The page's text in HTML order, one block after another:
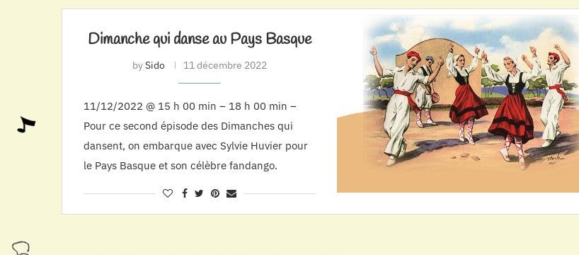
Dimanche qui danse au Pays Basque
bySido 11 décembre 2022
11/12/2022 @ 15 h 00 min – 18 h 00 min –
Pour ce second épisode des Dimanches qui
dansent, on embarque avec Sylvie Huvier pour
le Pays Basque et son célèbre fandango.